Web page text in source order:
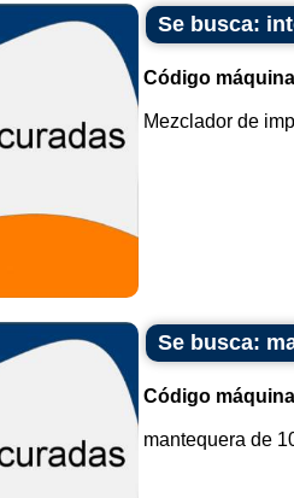
Se busca:
Código
Mezclador de
Se busca:
Código
mantequera de